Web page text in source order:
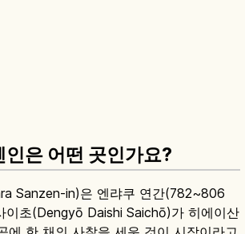
인은 어떤 곳인가요?
Sanzen-in)은 엔랴쿠 연간(782~806
이초(Dengyō Daishi Saichō)가 히에이산